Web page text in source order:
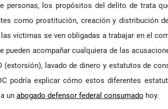
personas, los propósitos del delito de trata
como prostitución, creación y distribución
víctimas se ven obligadas a trabajar en el
pueden acompañar cualquiera de las
(extorsión), lavado de dinero y estatutos de
podría explicar cómo estos diferentes
un abogado defensor federal consumado hoy.